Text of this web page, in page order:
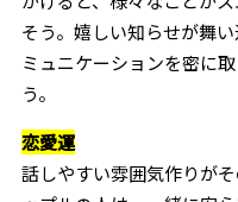
そう。嬉しい知らせが舞
ミュニケーションを密に
う。
恋愛運
話しやすい雰囲気作りが